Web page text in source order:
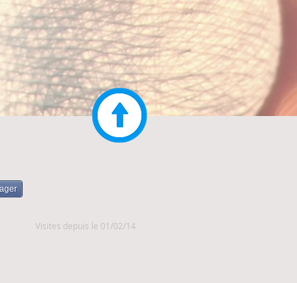
Visites depuis le 01/02/14